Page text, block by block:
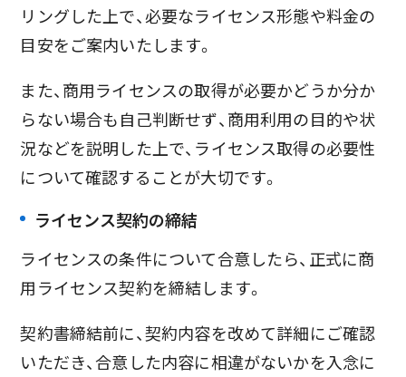
リングした上で、必要なライセンス形態や料金の
目安をご案内いたします。
また、商用ライセンスの取得が必要かどうか分か
らない場合も自己判断せず、商用利用の目的や状
況などを説明した上で、ライセンス取得の必要性
について確認することが大切です。
ライセンス契約の締結
ライセンスの条件について合意したら、正式に商
用ライセンス契約を締結します。
契約書締結前に、契約内容を改めて詳細にご確認
いただき、合意した内容に相違がないかを入念に